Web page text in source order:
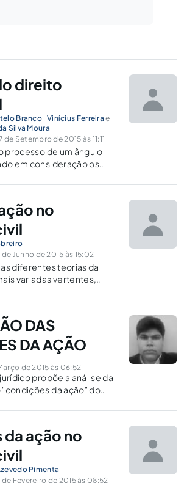
direito
Branco , Vinícius Ferreira e
Silva Moura
Setembro de 2015 às 11:11
processo de um ângulo
em consideração os
no
Junho de 2015 às 15:02
diferentes teorias da
variadas vertentes,
crítica acerca desse
DAS
DA AÇÃO
de 2015 às 06:52
propõe a análise da
da ação" do
Civil.
ação no
Pimenta
Fevereiro de 2015 às 08:52